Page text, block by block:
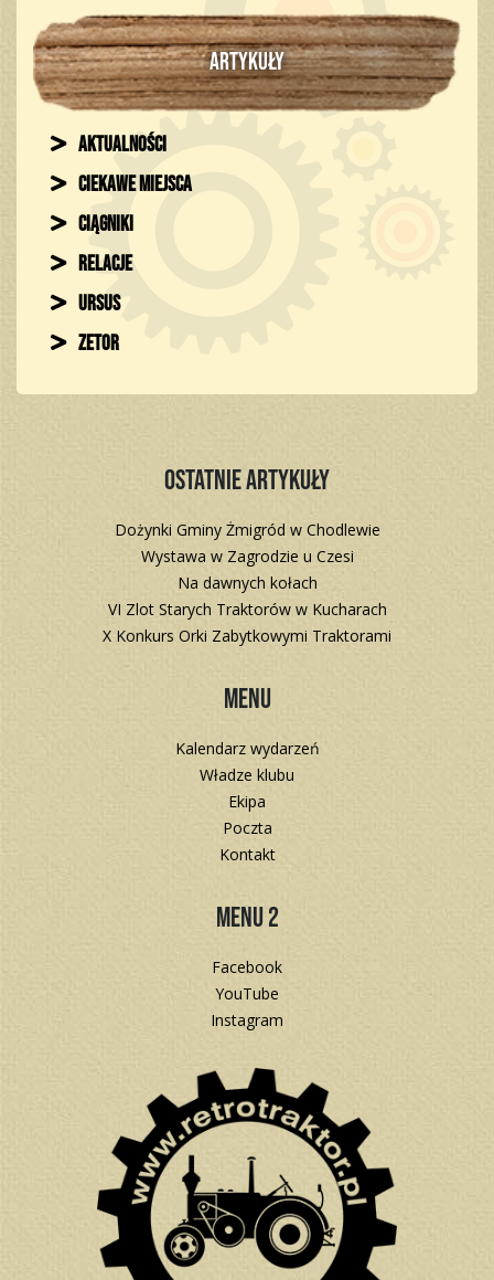
ARTYKUŁY
Aktualności
Ciekawe miejsca
Ciągniki
Relacje
Ursus
Zetor
Ostatnie artykuły
Dożynki Gminy Żmigród w Chodlewie
Wystawa w Zagrodzie u Czesi
Na dawnych kołach
VI Zlot Starych Traktorów w Kucharach
X Konkurs Orki Zabytkowymi Traktorami
Menu
Kalendarz wydarzeń
Władze klubu
Ekipa
Poczta
Kontakt
Menu 2
Facebook
YouTube
Instagram